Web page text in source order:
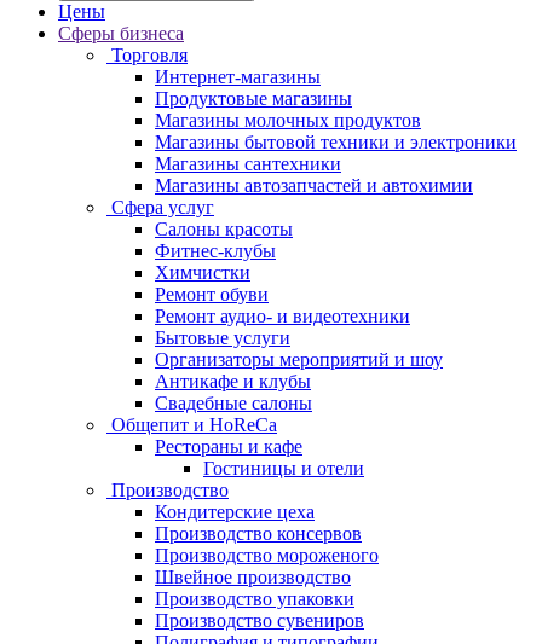
Цены
Сферы бизнеса
Торговля
Интернет-магазины
Продуктовые магазины
Магазины молочных продуктов
Магазины бытовой техники и электроники
Магазины сантехники
Магазины автозапчастей и автохимии
Сфера услуг
Салоны красоты
Фитнес-клубы
Химчистки
Ремонт обуви
Ремонт аудио- и видеотехники
Бытовые услуги
Организаторы мероприятий и шоу
Антикафе и клубы
Свадебные салоны
Общепит и HoReCa
Рестораны и кафе
Гостиницы и отели
Производство
Кондитерские цеха
Производство консервов
Производство мороженого
Швейное производство
Производство упаковки
Производство сувениров